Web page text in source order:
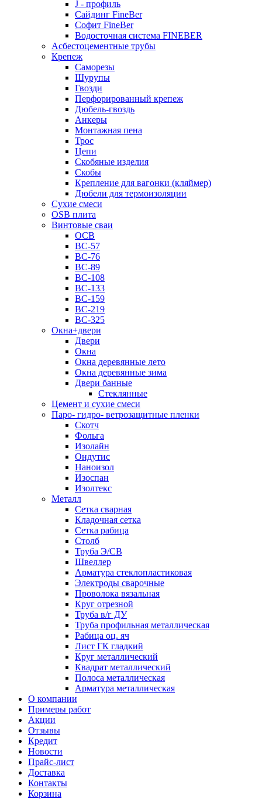
J - профиль
Сайдинг FineBer
Софит FineBer
Водосточная система FINEBER
Асбестоцементные трубы
Крепеж
Саморезы
Шурупы
Гвозди
Перфорированный крепеж
Дюбель-гвоздь
Анкеры
Монтажная пена
Трос
Цепи
Скобяные изделия
Скобы
Крепление для вагонки (кляймер)
Дюбели для термоизоляции
Сухие смеси
OSB плита
Винтовые сваи
ОСВ
ВС-57
ВС-76
ВС-89
ВС-108
ВС-133
ВС-159
ВС-219
ВС-325
Окна+двери
Двери
Окна
Окна деревянные лето
Окна деревянные зима
Двери банные
Стеклянные
Цемент и сухие смеси
Паро- гидро- ветрозащитные пленки
Скотч
Фольга
Изолайн
Ондутис
Наноизол
Изоспан
Изолтекс
Металл
Сетка сварная
Кладочная сетка
Сетка рабица
Столб
Труба Э/СВ
Швеллер
Арматура стеклопластиковая
Электроды сварочные
Проволока вязальная
Круг отрезной
Труба в/г ДУ
Труба профильная металлическая
Рабица оц. яч
Лист ГК гладкий
Круг металлический
Квадрат металлический
Полоса металлическая
Арматура металлическая
О компании
Примеры работ
Акции
Отзывы
Кредит
Новости
Прайс-лист
Доставка
Контакты
Корзина